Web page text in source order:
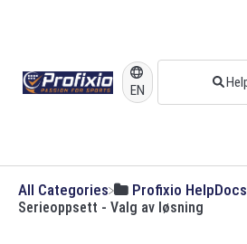
EN
All Categories ​Profixio HelpDocs
Serieoppsett - Valg av løsning